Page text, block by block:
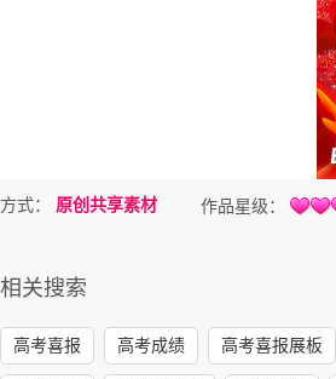
方式： 原创共享素材 作品星级：
相关搜索
高考喜报 高考成绩 高考喜报展板